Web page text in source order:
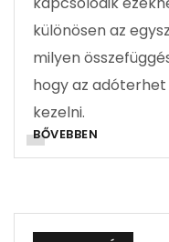
különösen az
milyen
hogy az
kezelni.
BŐVEBBEN